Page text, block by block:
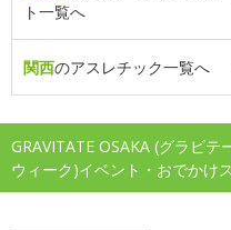
ト一覧へ
関西のアスレチック一覧へ
GRAVITATE OSAKA (グラビ
ウィーク)イベント・おでかけ